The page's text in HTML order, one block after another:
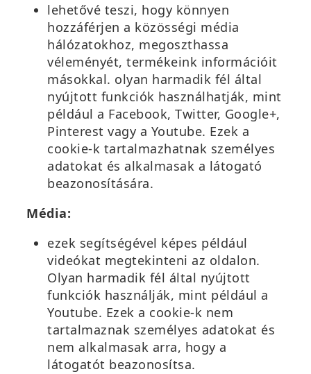
lehetővé teszi, hogy könnyen
hozzáférjen a közösségi média
hálózatokhoz, megoszthassa
véleményét, termékeink információit
másokkal. olyan harmadik fél által
nyújtott funkciók használhatják, mint
például a Facebook, Twitter, Google+,
Pinterest vagy a Youtube. Ezek a
cookie-k tartalmazhatnak személyes
adatokat és alkalmasak a látogató
beazonosítására.
Média:
ezek segítségével képes például
videókat megtekinteni az oldalon.
Olyan harmadik fél által nyújtott
funkciók használják, mint például a
Youtube. Ezek a cookie-k nem
tartalmaznak személyes adatokat és
nem alkalmasak arra, hogy a
látogatót beazonosítsa.